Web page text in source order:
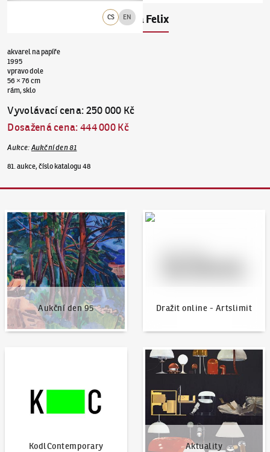
CS EN
(1930–2016)Arabia Felix
akvarel na papíře
1995
vpravo dole
56 × 76 cm
rám, sklo
Vyvolávací cena:250 000 Kč
Dosažená cena:444 000 Kč
Aukce: Aukční den 81
81. aukce, číslo katalogu 48
Aukční den 95
Aukční den 95
Dražit online - Artslimit
Dražit online - Artslimit
KodlContemporary Aktuality
Aktuality